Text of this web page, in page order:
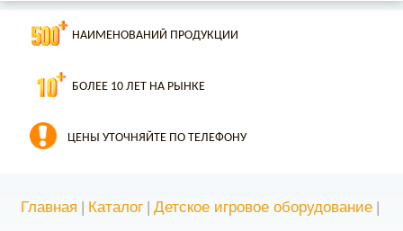
НАИМЕНОВАНИЙ ПРОДУКЦИИ
БОЛЕЕ 10 ЛЕТ НА РЫНКЕ
ЦЕНЫ УТОЧНЯЙТЕ ПО ТЕЛЕФОНУ
Главная | Каталог | Детское игровое оборудование |